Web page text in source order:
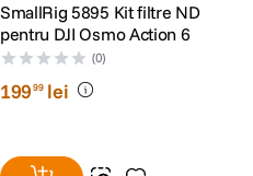
SmallRig 5895 Kit filtre ND
pentru DJI Osmo Action 6
(0)
19999 lei